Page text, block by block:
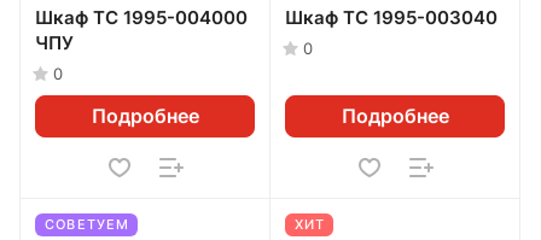
Шкаф ТС 1995-004000
ЧПУ
0
Подробнее
Шкаф ТС 1995-003040
0
Подробнее
СОВЕТУЕМ ХИТ